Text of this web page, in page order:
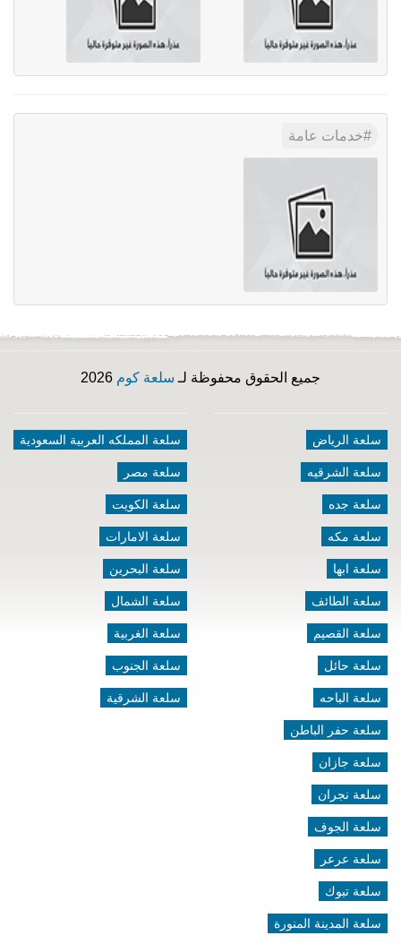
خدمات عامة
جميع الحقوق محفوظة لـ سلعة كوم
سلعة الرياض
سلعة الشرقيه
سلعة جده
سلعة مكه
سلعة ابها
سلعة الطائف
سلعة القصيم
سلعة حائل
سلعة الباحه
سلعة حفر الباطن
سلعة جازان
سلعة نجران
سلعة الجوف
سلعة عرعر
سلعة تبوك
سلعة المدينة المنورة
سلعة المملكه العربية السعودية
سلعة مصر
سلعة الكويت
سلعة الامارات
سلعة البحرين
سلعة الشمال
سلعة الغربية
سلعة الجنوب
سلعة الشرقية